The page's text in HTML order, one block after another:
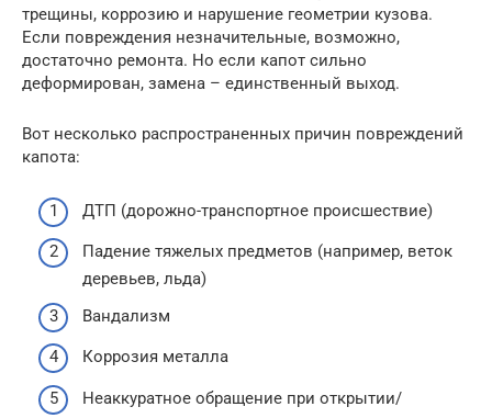
трещины, коррозию и нарушение геометрии кузова.
Если повреждения незначительные, возможно,
достаточно ремонта. Но если капот сильно
деформирован, замена – единственный выход.
Вот несколько распространенных причин повреждений
капота:
ДТП (дорожно-транспортное происшествие)
Падение тяжелых предметов (например, веток
деревьев, льда)
Вандализм
Коррозия металла
Неаккуратное обращение при открытии/